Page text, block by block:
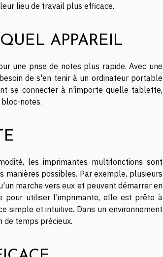
lieu de travail plus efficace.
APPAREIL
une prise de notes plus rapide. Avec une
de s'en tenir à un ordinateur portable
se connecter à n'importe quelle tablette,
notes.
les imprimantes multifonctions sont
possibles. Par exemple, plusieurs
marche vers eux et peuvent démarrer en
pour utiliser l'imprimante, elle est prête à
simple et intuitive. Dans un environnement
de temps précieux.